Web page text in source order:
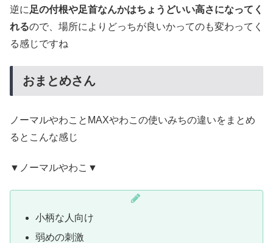
逆に 足の付根や足首なんかはちょうどいい高さになってく
れるので、場所によりどっちが良いかってのも変わってく
る感じですね
おまとめさん
ノーマルやわことMAXやわこの使いみちの違いをまとめ
るとこんな感じ
▼ノーマルやわこ▼
小柄な人向け
弱めの刺激